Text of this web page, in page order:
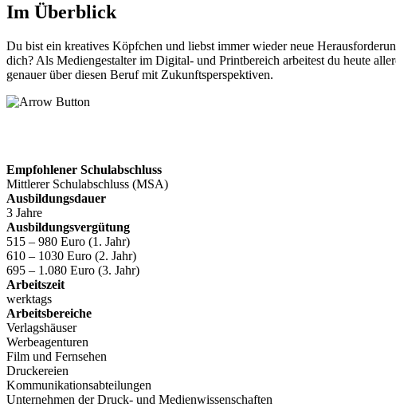
Im Überblick
Du bist ein kreatives Köpfchen und liebst immer wieder neue
dich? Als Mediengestalter im Digital- und Printbereich arbeitest du heute
genauer über diesen Beruf mit Zukunftsperspektiven.
Empfohlener Schulabschluss
Mittlerer Schulabschluss (MSA)
Ausbildungsdauer
3 Jahre
Ausbildungsvergütung
515 – 980 Euro (1. Jahr)
610 – 1030 Euro (2. Jahr)
695 – 1.080 Euro (3. Jahr)
Arbeitszeit
werktags
Arbeitsbereiche
Verlagshäuser
Werbeagenturen
Film und Fernsehen
Druckereien
Kommunikationsabteilungen
Unternehmen der Druck- und Medienwissenschaften